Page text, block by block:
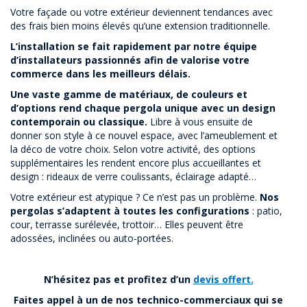
Votre façade ou votre extérieur deviennent tendances avec
des frais bien moins élevés qu’une extension traditionnelle.
L’installation se fait rapidement par notre équipe
d’installateurs passionnés afin de valorise votre
commerce dans les meilleurs délais.
Une vaste gamme de matériaux, de couleurs et
d’options rend chaque pergola unique avec un design
contemporain ou classique. Libre à vous ensuite de
donner son style à ce nouvel espace, avec l’ameublement et
la déco de votre choix. Selon votre activité, des options
supplémentaires les rendent encore plus accueillantes et
design : rideaux de verre coulissants, éclairage adapté…
Votre extérieur est atypique ? Ce n’est pas un problème. Nos
pergolas s’adaptent à toutes les configurations : patio,
cour, terrasse surélevée, trottoir… Elles peuvent être
adossées, inclinées ou auto-portées.
N’hésitez pas et profitez d’un devis offert.
Faites appel à un de nos technico-commerciaux qui se